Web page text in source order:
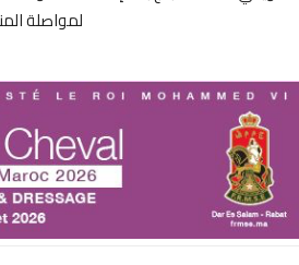
لمواصلة